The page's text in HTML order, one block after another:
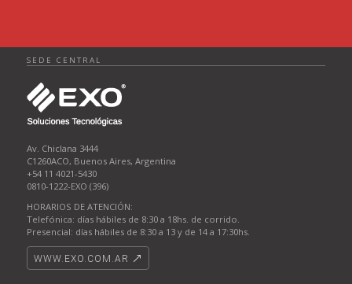
SEDE CENTRAL
Av. Chiclana 3444
C1260ACO, Buenos Aires, Argentina
+54 11 4021-5430
0810-1222-EXO (396)
HORARIOS DE ATENCIÓN:
Telefónica: días hábiles de 8:30 a 18hs. de corrido.
Presencial: días hábiles de 8:30 a 13 y de 14 a 17:30hs.
WWW.EXO.COM.AR